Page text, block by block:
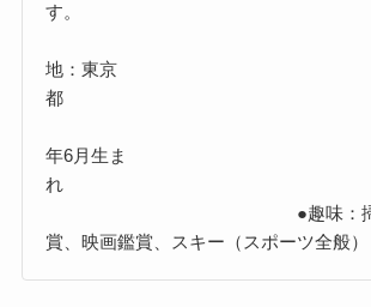
す
●出
地：東京
●年齢：
年6月生ま
●趣味：掃除、
賞、映画鑑賞、スキー（スポーツ全般）